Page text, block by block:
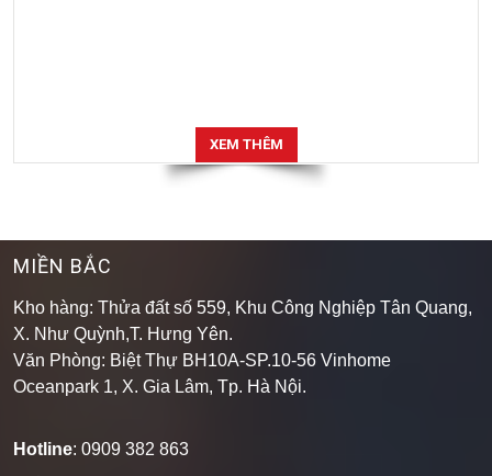
XEM THÊM
MIỀN BẮC
Kho hàng: Thửa đất số 559, Khu Công Nghiệp Tân Quang,
X. Như Quỳnh,T. Hưng Yên.
Văn Phòng: Biệt Thự BH10A-SP.10-56 Vinhome
Oceanpark 1, X. Gia Lâm, Tp. Hà Nội.
Hotline: 0909 382 863